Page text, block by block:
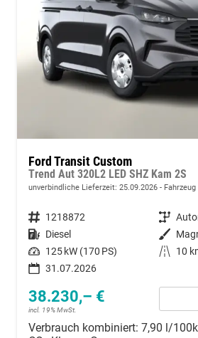
Ford Transit Custom
Trend Aut 320L2 LED SHZ Kam 2S
unverbindliche Lieferzeit: 25.09.2026
Fahrzeugnummer 1218872 Getriebe
Kraftstoff Diesel Außenfarbe
Leistung 125 kW (170 PS) Kilometerstand
10
31.07.2026
38.230,– €
incl. 19% MwSt.
Verbrauch kombiniert: 7,90 l/